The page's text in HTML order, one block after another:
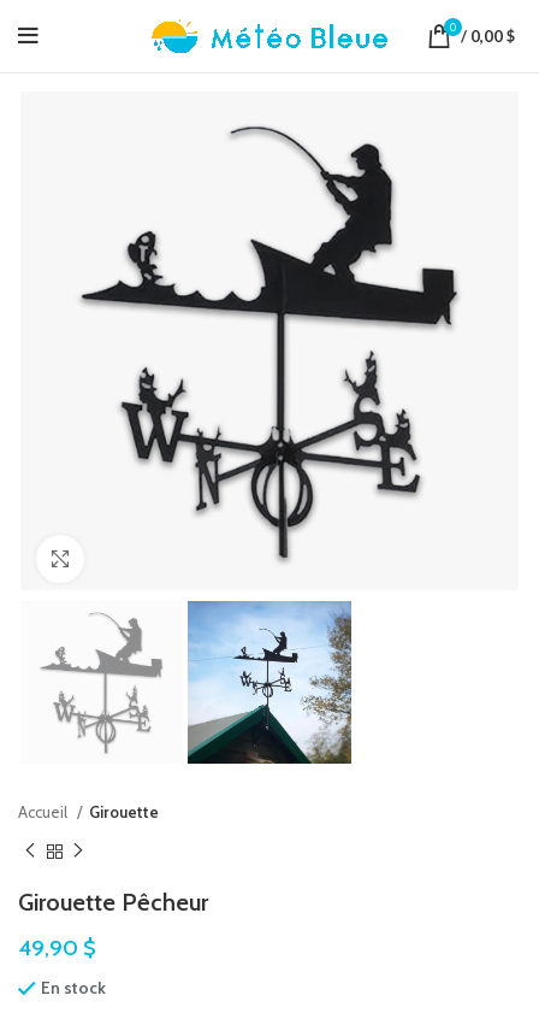
0 / 0,00$
Accueil Girouette
Girouette Pêcheur
49,90 $
En stock